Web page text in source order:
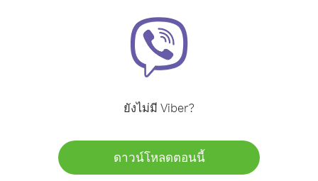
ยังไม่มี Viber?
ดาวน์โหลดตอนนี้